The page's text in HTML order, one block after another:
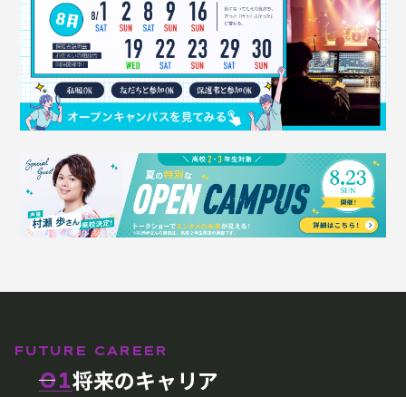
FUTURE CAREER
01将来のキャリア